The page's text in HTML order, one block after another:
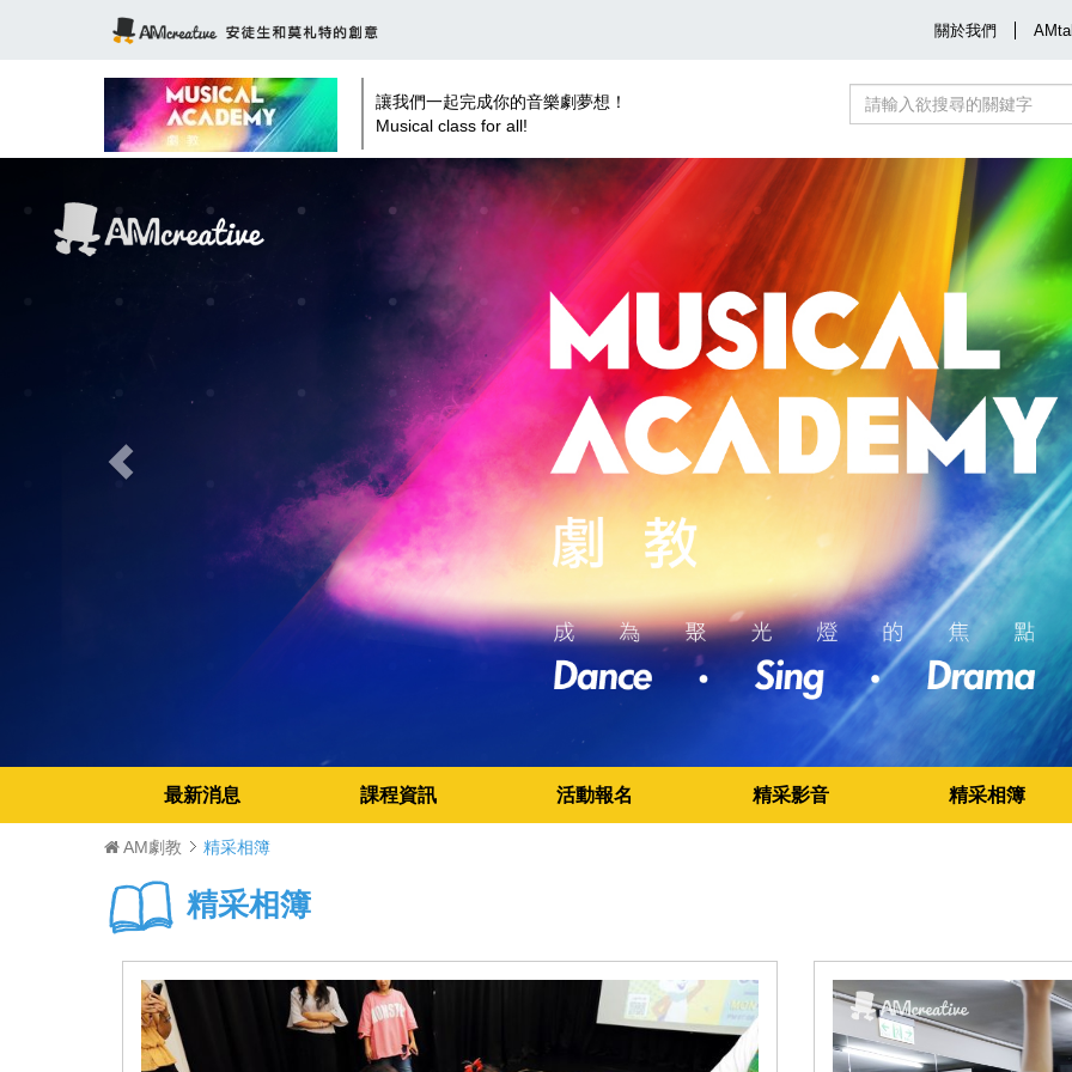
關於我們
讓我們一起完成你的音樂劇夢想！
Musical class for all!
最新消息 課程資訊 活動報名 精采影音 精采相簿
AM劇教 精采相簿
精采相簿